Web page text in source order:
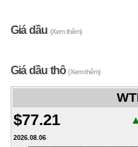
Giá dầu (Xem thêm)
Giá dầu thô(Xem thêm)
$77.21
2026.08.06